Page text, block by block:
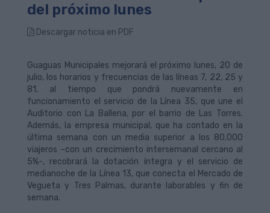
del próximo lunes
Descargar noticia en PDF
Guaguas Municipales mejorará el próximo lunes, 20 de
julio, los horarios y frecuencias de las líneas 7, 22, 25 y
81, al tiempo que pondrá nuevamente en
funcionamiento el servicio de la Línea 35, que une el
Auditorio con La Ballena, por el barrio de Las Torres.
Además, la empresa municipal, que ha contado en la
última semana con un media superior a los 80.000
viajeros –con un crecimiento intersemanal cercano al
5%-, recobrará la dotación íntegra y el servicio de
medianoche de la Línea 13, que conecta el Mercado de
Vegueta y Tres Palmas, durante laborables y fin de
semana.